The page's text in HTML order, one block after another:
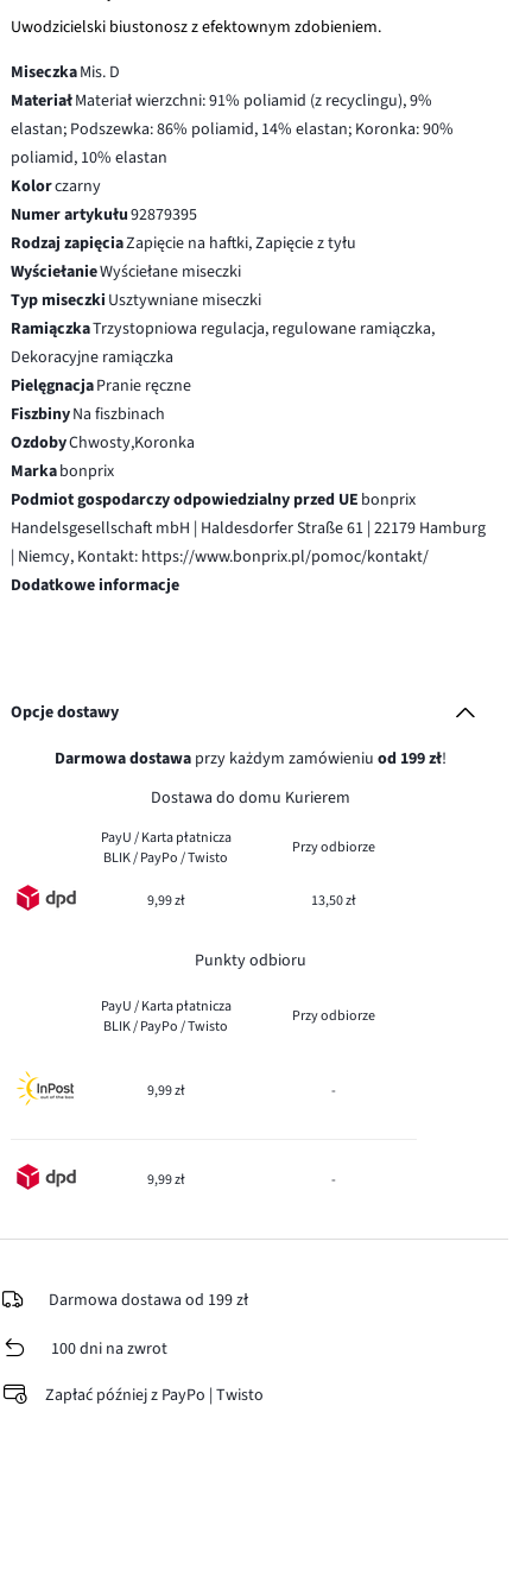
Uwodzicielski biustonosz z efektownym zdobieniem.
MiseczkaMis. D
MateriałMateriał wierzchni: 91% poliamid (z recyclingu), 9%
elastan; Podszewka: 86% poliamid, 14% elastan; Koronka: 90%
poliamid, 10% elastan
Kolorczarny
Numer artykułu92879395
Rodzaj zapięciaZapięcie na haftki, Zapięcie z tyłu
WyściełanieWyściełane miseczki
Typ miseczki Usztywniane miseczki
RamiączkaTrzystopniowa regulacja, regulowane ramiączka,
Dekoracyjne ramiączka
PielęgnacjaPranie ręczne
FiszbinyNa fiszbinach
OzdobyChwosty,Koronka
Markabonprix
Podmiot gospodarczy odpowiedzialny przed UE bonprix
Handelsgesellschaft mbH | Haldesdorfer Straße 61 | 22179 Hamburg
| Niemcy, Kontakt: https://www.bonprix.pl/pomoc/kontakt/
Dodatkowe informacje
Opcje dostawy
Darmowa dostawaprzy każdym zamówieniu od 199 zł!
Dostawa do domu Kurierem
PayU / Karta płatnicza
BLIK / PayPo / Twisto
Przy odbiorze
9,99 zł 13,50 zł
Punkty odbioru
PayU / Karta płatnicza
BLIK / PayPo / Twisto
Przy odbiorze
9,99 zł -
9,99 zł -
Darmowa dostawa od 199 zł
100 dni na zwrot
Zapłać później z PayPo | Twisto